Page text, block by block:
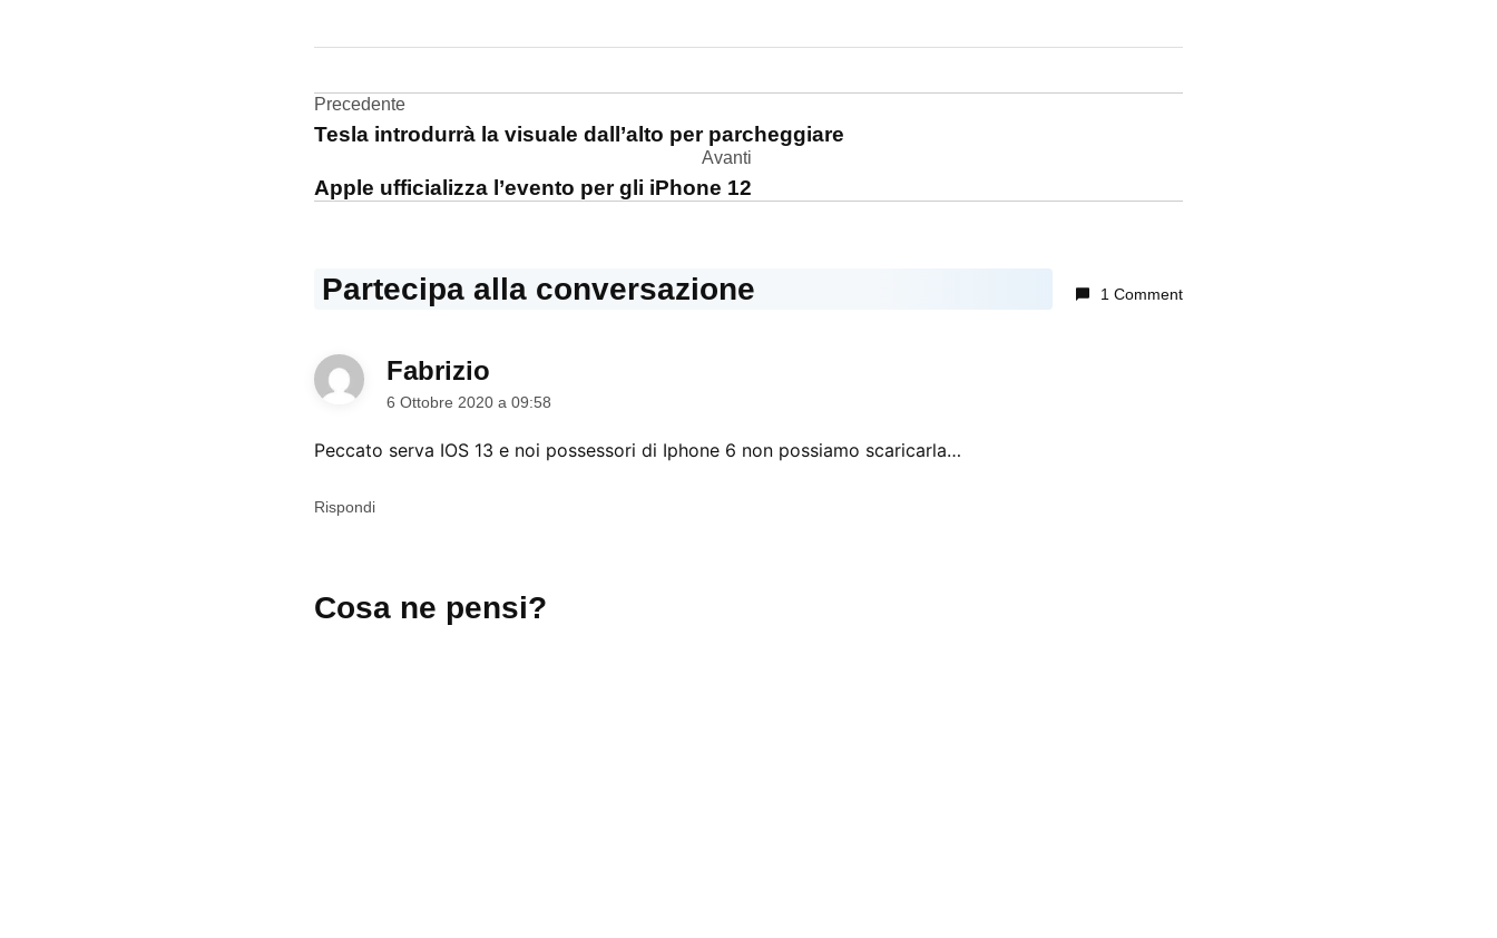
Navigazione
Precedente
Tesla introdurrà la visuale dall’alto per parcheggiare
Avanti
Apple ufficializza l’evento per gli iPhone 12
Partecipa alla conversazione 1 Comment
Fabrizio
6 Ottobre 2020 a 09:58
Peccato serva IOS 13 e noi possessori di Iphone 6 non possiamo scaricarla…
Rispondi
un
Cosa ne pensi?